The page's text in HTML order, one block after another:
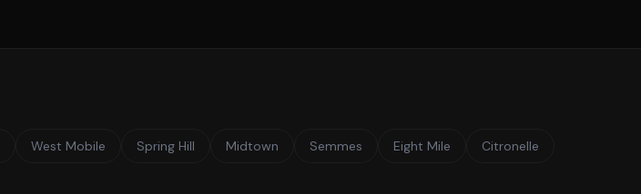
West Mobile Spring Hill Midtown Semmes Eight Mile Citronelle